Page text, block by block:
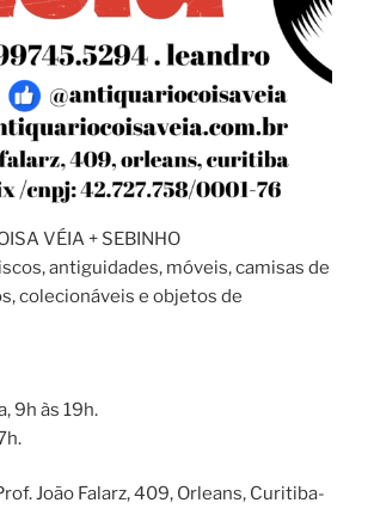
VÉIA + SEBINHO
antiguidades, móveis, camisas de
colecionáveis e objetos de
9h às 19h.
João Falarz, 409, Orleans, Curitiba-